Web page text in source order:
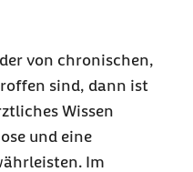
von chronischen,
sind, dann ist
Wissen
und eine
Im